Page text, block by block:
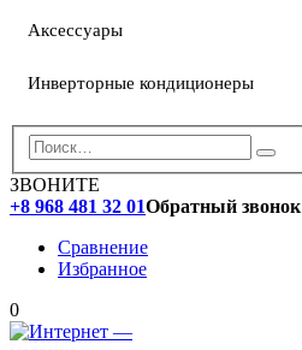
Аксессуары
Инверторные кондиционеры
ЗВОНИТЕ
+8 968 481 32 01Обратный звонок
Сравнение
Избранное
0